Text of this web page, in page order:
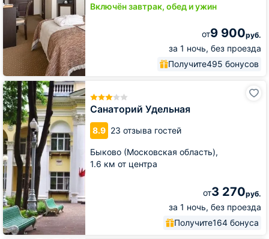
Включён завтрак, обед и ужин
от9 900руб.
за 1 ночь, без проезда
Получите495 бонусов
Санаторий Удельная
8.9 23 отзыва гостей
Быково (Московская область),
1.6 км от центра
от3 270руб.
за 1 ночь, без проезда
Получите164 бонуса
Санаторий
Удельная